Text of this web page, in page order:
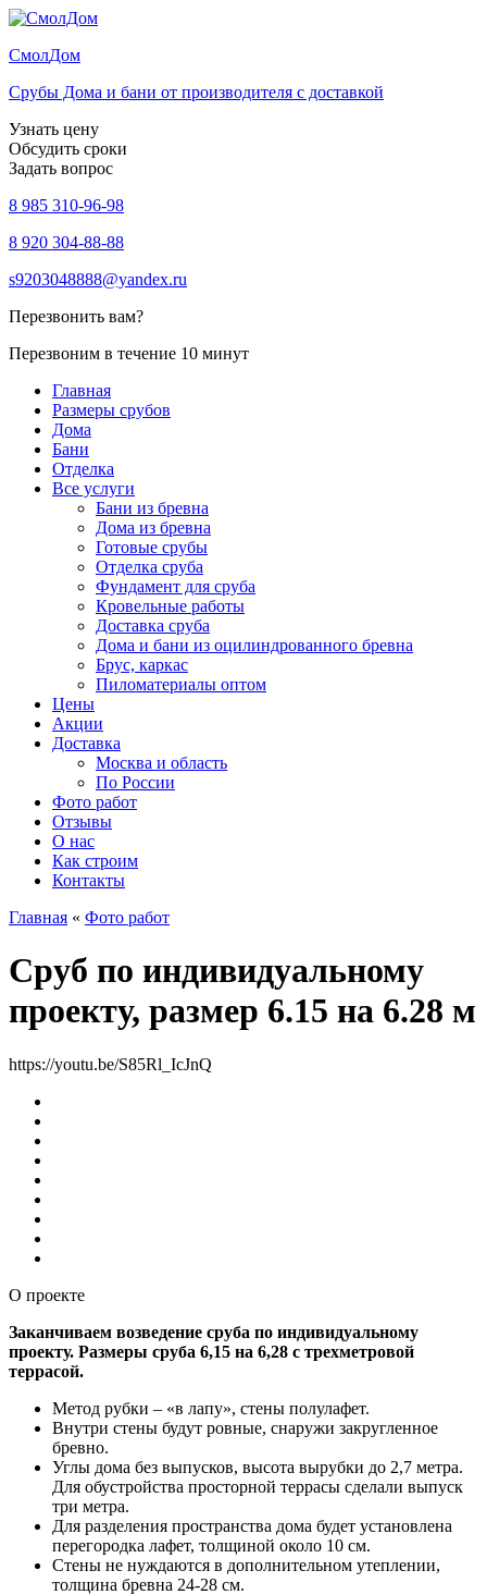
СмолДом
Срубы Дома и бани от производителя с доставкой
Узнать цену
Обсудить сроки
Задать вопрос
8 985 310-96-98
8 920 304-88-88
s9203048888@yandex.ru
Перезвонить вам?
Перезвоним в течение 10 минут
Главная
Размеры срубов
Дома
Бани
Отделка
Все услуги
Бани из бревна
Дома из бревна
Готовые срубы
Отделка сруба
Фундамент для сруба
Кровельные работы
Доставка сруба
Дома и бани из оцилиндрованного бревна
Брус, каркас
Пиломатериалы оптом
Цены
Акции
Доставка
Москва и область
По России
Фото работ
Отзывы
О нас
Как строим
Контакты
Главная « Фото работ
Сруб по индивидуальному
проекту, размер 6.15 на 6.28 м
https://youtu.be/S85Rl_IcJnQ
О проекте
Заканчиваем возведение сруба по индивидуальному
проекту. Размеры сруба 6,15 на 6,28 с трехметровой
террасой.
Метод рубки – «в лапу», стены полулафет.
Внутри стены будут ровные, снаружи закругленное
бревно.
Углы дома без выпусков, высота вырубки до 2,7 метра.
Для обустройства просторной террасы сделали выпуск
три метра.
Для разделения пространства дома будет установлена
перегородка лафет, толщиной около 10 см.
Стены не нуждаются в дополнительном утеплении,
толщина бревна 24-28 см.